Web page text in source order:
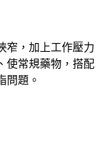
窄，加上工作壓力
使常規藥物，搭配
問題。